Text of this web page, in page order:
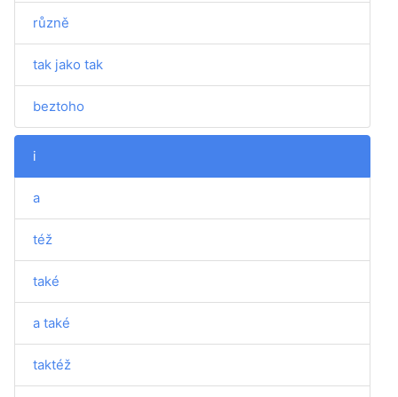
různě
tak jako tak
beztoho
i
a
též
také
a také
taktéž